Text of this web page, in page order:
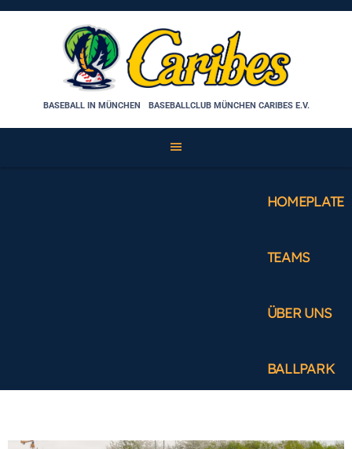
Skip
BASEBALL IN MÜNCHEN BASEBALLCLUB MÜNCHEN CARIBES E.V.
HOMEPLATE
TEAMS
ÜBER UNS
BALLPARK